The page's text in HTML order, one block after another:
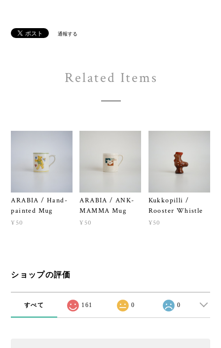
通報する
Related Items
ARABIA / Hand-
painted Mug
¥50
ARABIA / ANK-
MAMMA Mug
¥50
Kukkopilli /
Rooster Whistle
¥50
ショップの評価
すべて 161 0 0